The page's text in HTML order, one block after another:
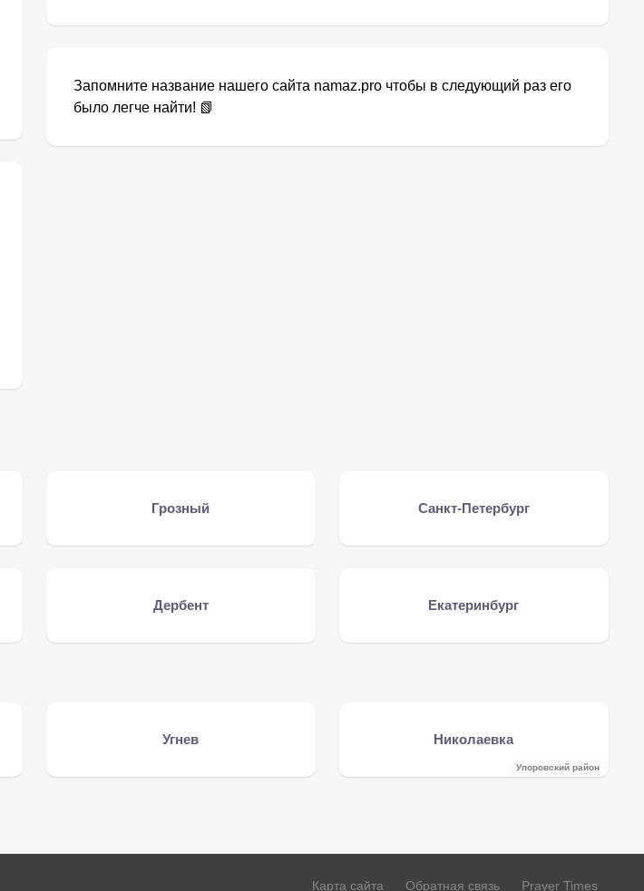
Запомните название нашего сайта namaz.pro чтобы в следующий раз его
было легче найти! 📗
Грозный Санкт-Петербург
Дербент Екатеринбург
Угнев Николаевка
Упоровский район
Карта сайта Обратная связь Prayer Times